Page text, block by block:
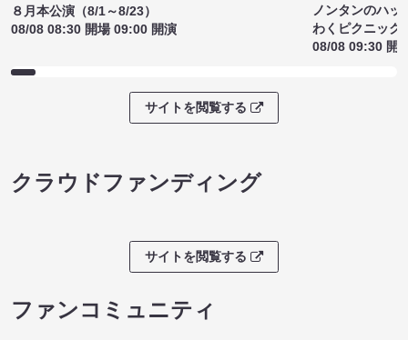
８月本公演（8/1～8/23）
08/08 08:30 開場 09:00 開演
ノンタンのハッ
わくピクニック
08/08 09:30 開
サイトを閲覧する
クラウドファンディング
サイトを閲覧する
ファンコミュニティ